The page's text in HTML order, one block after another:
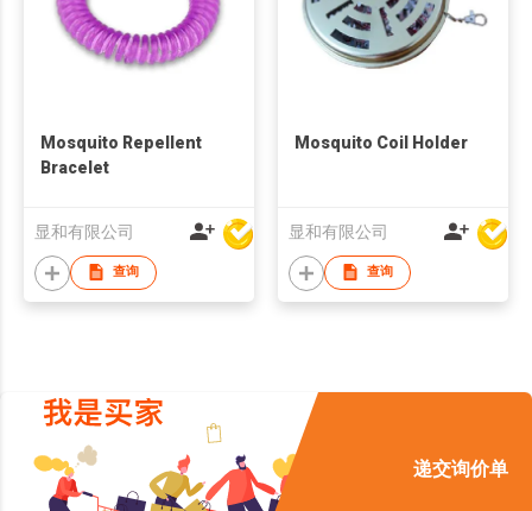
Mosquito Repellent
Bracelet
显和有限公司
查询
Mosquito Coil Holder
显和有限公司
查询
递交询价单